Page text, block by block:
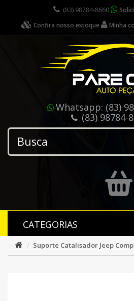
(83) 98784-8660
Confira nosso estoque
Minha
Whatsapp: (83)
(83) 98784-
CATEGORIAS
Suporte Catalisador Jeep